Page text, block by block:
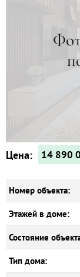
Цена: 14 890
Номер объекта:
Этажей в доме:
Состояние
Тип дома: